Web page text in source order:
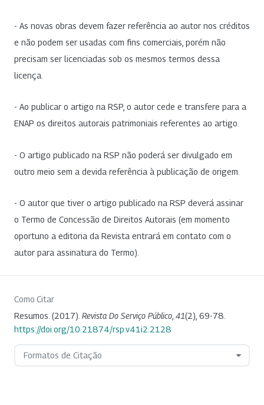
- As novas obras devem fazer referência ao autor nos créditos
e não podem ser usadas com fins comerciais, porém não
precisam ser licenciadas sob os mesmos termos dessa
licença.
- Ao publicar o artigo na RSP, o autor cede e transfere para a
ENAP os direitos autorais patrimoniais referentes ao artigo.
- O artigo publicado na RSP não poderá ser divulgado em
outro meio sem a devida referência à publicação de origem.
- O autor que tiver o artigo publicado na RSP deverá assinar
o Termo de Concessão de Direitos Autorais (em momento
oportuno a editoria da Revista entrará em contato com o
autor para assinatura do Termo).
Como Citar
Resumos. (2017). Revista Do Serviço Público 41(2), 69-78.
https://doi.org/10.21874/rsp.v41i2.2128
Formatos de Citação